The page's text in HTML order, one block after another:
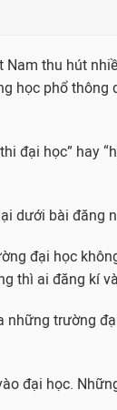
Nam thu hút
học phổ thông
đại học” hay
dưới bài đăng
đại học
thì ai đăng kí
những trường
đại học.